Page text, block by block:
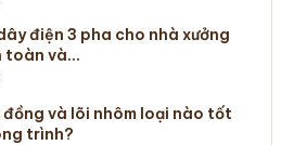
điện 3 pha cho nhà xưởng
toàn và…
và lõi nhôm loại nào tốt
trình?